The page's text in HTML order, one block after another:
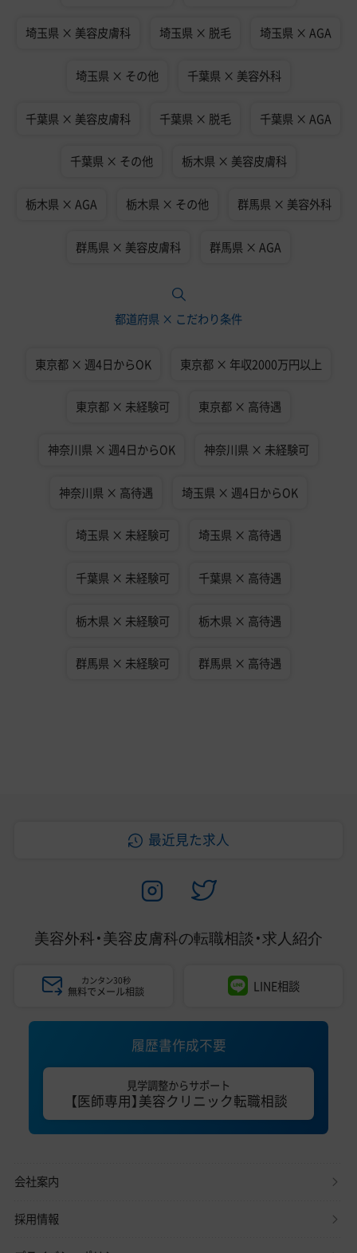
埼玉県 × 美容皮膚科 埼玉県 × 脱毛 埼玉県 × AGA
埼玉県 × その他 千葉県 × 美容外科
千葉県 × 美容皮膚科 千葉県 × 脱毛 千葉県 × AGA
千葉県 × その他 栃木県 × 美容皮膚科
栃木県 × AGA 栃木県 × その他 群馬県 × 美容外科
群馬県 × 美容皮膚科 群馬県 × AGA
都道府県 × こだわり条件
東京都 × 週4日からOK 東京都 × 年収2000万円以上
東京都 × 未経験可 東京都 × 高待遇
神奈川県 × 週4日からOK 神奈川県 × 未経験可
神奈川県 × 高待遇 埼玉県 × 週4日からOK
埼玉県 × 未経験可 埼玉県 × 高待遇
千葉県 × 未経験可 千葉県 × 高待遇
栃木県 × 未経験可 栃木県 × 高待遇
群馬県 × 未経験可 群馬県 × 高待遇
最近見た求人
美容外科・美容皮膚科の転職相談・求人紹介
カンタン30秒
無料でメール相談 LINE相談
履歴書作成不要
見学調整からサポート
【医師専用】美容クリニック転職相談
会社案内
採用情報